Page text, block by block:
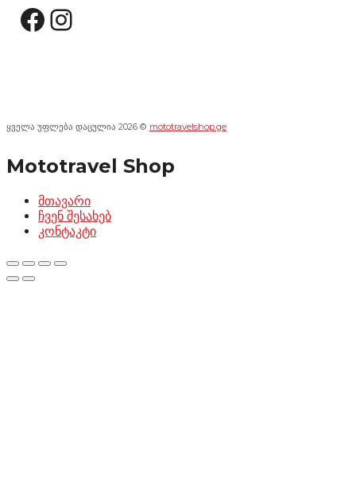
Facebook
Instagram
ყველა უფლება დაცულია 2026 © mototravelshop.ge
Mototravel Shop
მთავარი
ჩვენ შესახებ
კონტაკტი